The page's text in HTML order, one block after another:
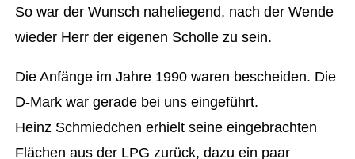
So war der Wunsch naheliegend, nach der Wende
wieder Herr der eigenen Scholle zu sein.
Die Anfänge im Jahre 1990 waren bescheiden. Die
D-Mark war gerade bei uns eingeführt.
Heinz Schmiedchen erhielt seine eingebrachten
Flächen aus der LPG zurück, dazu ein paar